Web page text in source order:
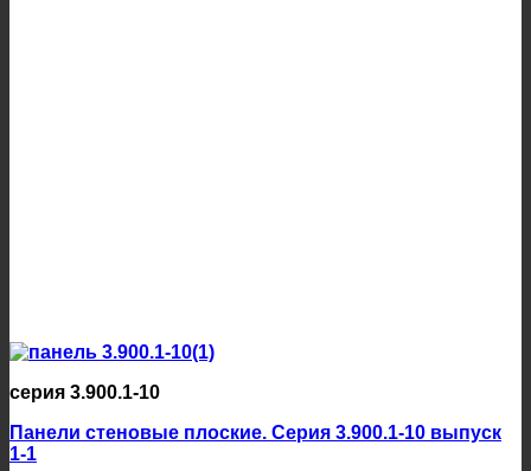
серия 3.900.1-10
Панели стеновые плоские. Серия 3.900.1-10 выпуск
1-1